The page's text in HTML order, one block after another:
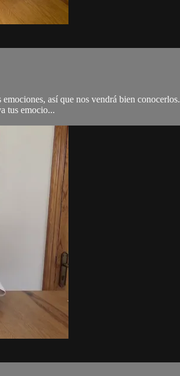
así que nos vendrá bien conocerlos.
tus emocio...